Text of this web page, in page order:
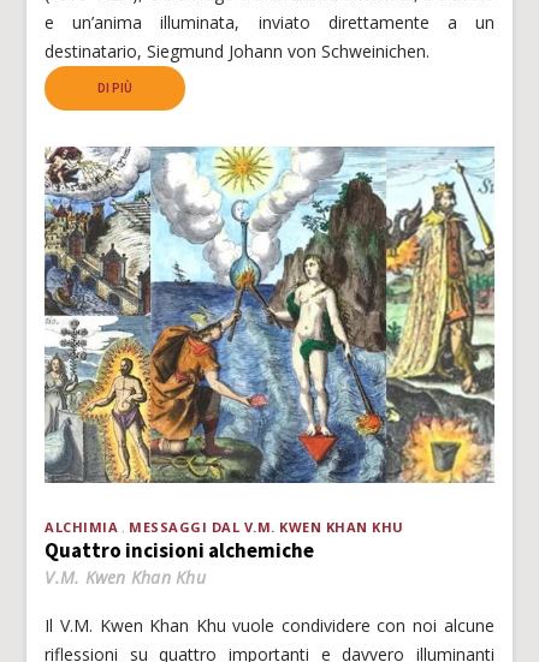
e un’anima illuminata, inviato direttamente a un
destinatario, Siegmund Johann von Schweinichen.
DI PIÙ
ALCHIMIA MESSAGGI DAL V.M. KWEN KHAN KHU
Quattro incisioni alchemiche
V.M. Kwen Khan Khu
Il V.M. Kwen Khan Khu vuole condividere con noi alcune
riflessioni su quattro importanti e davvero illuminanti